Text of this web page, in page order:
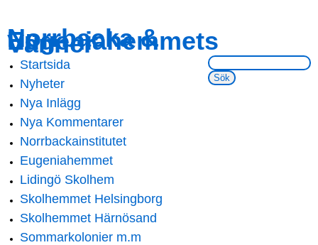
main
content
navigation
Norrbacka &
Eugeniahemmets
Vänner
Sök på webbsidan:
Main menu
Startsida
Nyheter
Nya Inlägg
Nya Kommentarer
Norrbackainstitutet
Eugeniahemmet
Lidingö Skolhem
Skolhemmet Helsingborg
Skolhemmet Härnösand
Sommarkolonier m.m